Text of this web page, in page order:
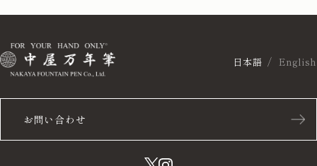
お問い合わせ
日本語 English